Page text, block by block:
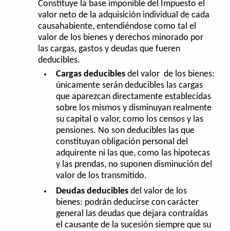
Constituye la base imponible del Impuesto el
valor neto de la adquisición individual de cada
causahabiente, entendiéndose como tal el
valor de los bienes y derechos minorado por
las cargas, gastos y deudas que fueren
deducibles.
Cargas deduciblesdel valor de los bienes:
únicamente serán deducibles las cargas
que aparezcan directamente establecidas
sobre los mismos y disminuyan realmente
su capital o valor, como los censos y las
pensiones. No son deducibles las que
constituyan obligación personal del
adquirente ni las que, como las hipotecas
y las prendas, no suponen disminución del
valor de los transmitido.
Deudas deduciblesdel valor de los
bienes: podrán deducirse con carácter
general las deudas que dejara contraídas
el causante de la sucesión siempre que su